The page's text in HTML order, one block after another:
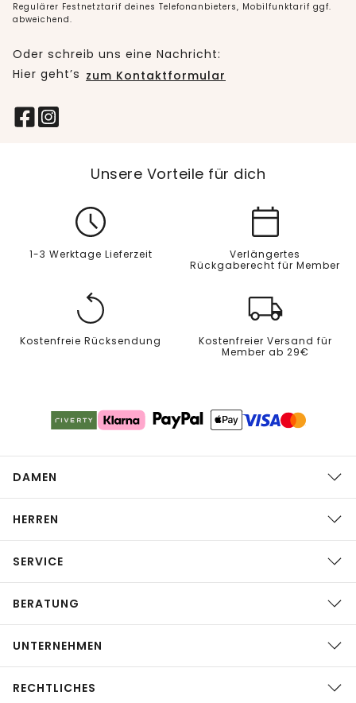
Regulärer Festnetztarif deines Telefonanbieters, Mobilfunktarif ggf.
abweichend.
Oder schreib uns eine Nachricht:
Hier geht’s zum Kontaktformular
Unsere Vorteile für dich
1-3 Werktage Lieferzeit
Verlängertes
Rückgaberecht für Member
Kostenfreie Rücksendung
Kostenfreier Versand für
Member ab 29€
DAMEN
HERREN
SERVICE
BERATUNG
UNTERNEHMEN
RECHTLICHES